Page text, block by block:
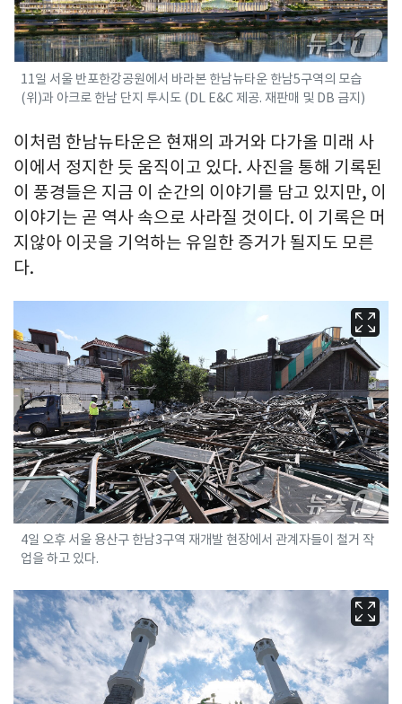
11일 서울 반포한강공원에서 바라본 한남뉴타운 한남5구역의 모습
(위)과 아크로 한남 단지 투시도 (DL E&C 제공. 재판매 및 DB 금지)
이처럼 한남뉴타운은 현재의 과거와 다가올 미래 사
이에서 정지한 듯 움직이고 있다. 사진을 통해 기록된
이 풍경들은 지금 이 순간의 이야기를 담고 있지만, 이
이야기는 곧 역사 속으로 사라질 것이다. 이 기록은 머
지않아 이곳을 기억하는 유일한 증거가 될지도 모른
다.
4일 오후 서울 용산구 한남3구역 재개발 현장에서 관계자들이 철거 작
업을 하고 있다.